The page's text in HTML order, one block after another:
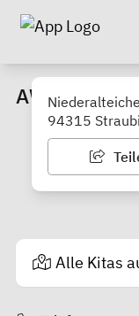
AWO Hort
94315
Alle Kitas